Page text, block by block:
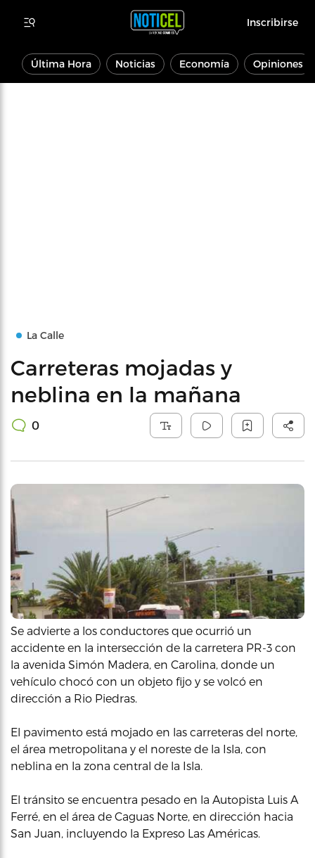
Inscribirse
Última Hora Noticias Economía Opiniones
La Calle
Carreteras mojadas y
neblina en la mañana
0
Se advierte a los conductores que ocurrió un
accidente en la intersección de la carretera PR-3 con
la avenida Simón Madera, en Carolina, donde un
vehículo chocó con un objeto fijo y se volcó en
dirección a Rio Piedras.
El pavimento está mojado en las carreteras del norte,
el área metropolitana y el noreste de la Isla, con
neblina en la zona central de la Isla.
El tránsito se encuentra pesado en la Autopista Luis A
Ferré, en el área de Caguas Norte, en dirección hacia
San Juan, incluyendo la Expreso Las Américas.